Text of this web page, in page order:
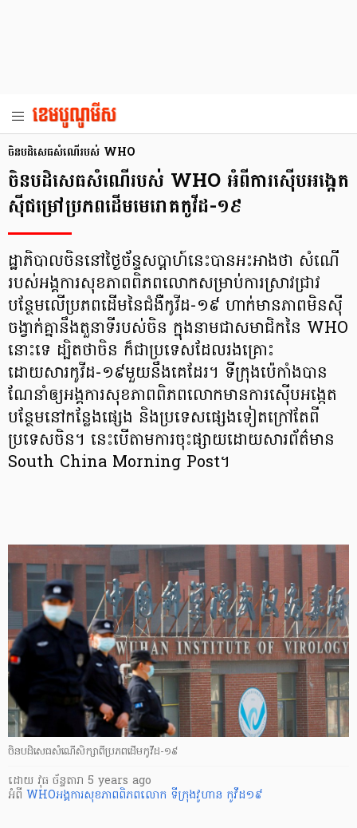
ចិនបដិសេធសំណើរបស់ WHO
ចិនបដិសេធសំណើរបស់ WHO អំពីការស៊ើបអង្កេត
ស៊ីជម្រៅប្រភពដើមមេរោគកូវីដ-១៩
ដ្ឋាភិបាលចិននៅថ្ងៃច័ន្ទសប្តាហ៍នេះបានអះអាងថា សំណើ
របស់អង្គការសុខភាពពិភពលោកសម្រាប់ការស្រាវជ្រាវ
បន្ថែមលើប្រភពដើមនៃជំងឺកូវីដ-១៩ ហាក់មានភាពមិនស៊ី
ចង្វាក់គ្នានឹងតួនាទីរបស់ចិន ក្នុងនាមជាសមាជិកនៃ WHO
នោះទេ ដ្បិតថាចិន ក៏ជាប្រទេសដែលរងគ្រោះ
ដោយសារកូវីដ-១៩មួយនឹងគេដែរ។ ទីក្រុងប៉េកាំងបាន
ណែនាំឲ្យអង្គការសុខភាពពិភពលោកមានការស៊ើបអង្កេត
បន្ថែមនៅកន្លែងផ្សេង និងប្រទេសផ្សេងទៀតក្រៅតែពី
ប្រទេសចិន។ នេះបើតាមការចុះផ្សាយដោយសារព័ត៌មាន
South China Morning Post។
ចិនបដិសេធសំណើសិក្សាពីប្រភពដើមកូវីដ-១៩
ដោយ វុធ ច័ន្ទតារា 5 years ago
អំពី WHO​​អង្គការ​សុខភាព​ពិភពលោក ទីក្រុង​វូហាន កូវីដ១៩